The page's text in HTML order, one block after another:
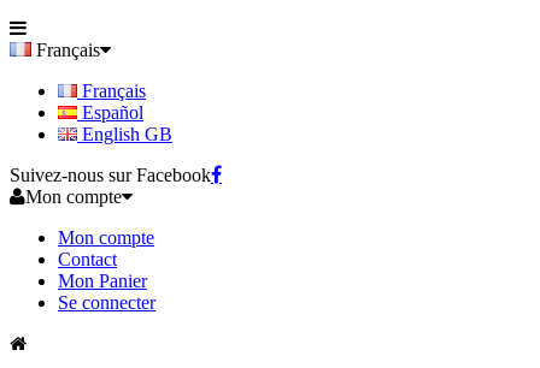
Français
Français
Español
English GB
Suivez-nous sur Facebook
Mon compte
Mon compte
Contact
Mon Panier
Se connecter